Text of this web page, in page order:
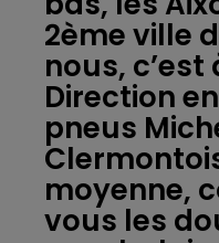
2ème ville
nous, c’est
Direction
pneus
moyenne,
vous les